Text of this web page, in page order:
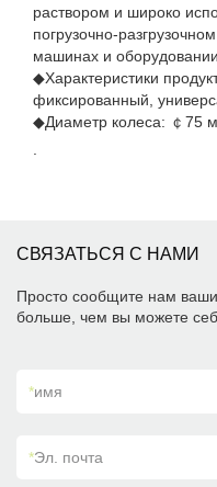
раствором и широко
погрузочно-
машинах и оборудовании.
◆Характеристики
фиксированный,
◆Диаметр колеса: ￠75
СВЯЗАТЬСЯ С НАМИ
Просто сообщите нам
больше, чем вы можете
*имя
*Эл. почта